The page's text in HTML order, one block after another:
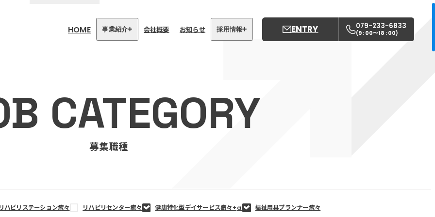
HOME 事業紹介
リハビリセンター癒々
健康特化型デイサービス癒々＋
α
福祉用具プランナー癒々
姫路中央保育園
会社概要 お知らせ 採用情報 ENTRY 079-233-6833
(9 : 00〜18 : 00)
CATEGORY
募集職種
ハビリステーション癒々 リハビリセンター癒々 健康特化型デイサービス癒々+α 福祉用具プランナー癒々